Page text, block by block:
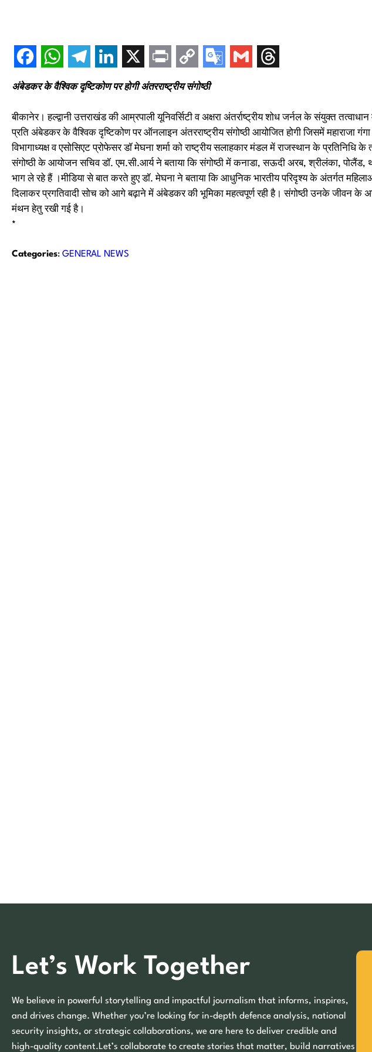
अंबेडकर के वैश्विक दृष्टिकोण पर होगी अंतरराष्ट्रीय संगोष्ठी
बीकानेर। हल्द्वानी उत्तराखंड की आम्रपाली यूनिवर्सिटी व अक्षरा अंतर्राष्ट्रीय शोध जर्नल के संयुक्त
प्रति अंबेडकर के वैश्विक दृष्टिकोण पर ऑनलाइन अंतरराष्ट्रीय संगोष्ठी आयोजित होगी जिसमें महाराजा गंगा
विभागाध्यक्ष व एसोसिएट प्रोफेसर डॉ मेघना शर्मा को राष्ट्रीय सलाहकार मंडल में राजस्थान के प्रतिनिधि के
संगोष्ठी के आयोजन सचिव डॉ. एम.सी.आर्य ने बताया कि संगोष्ठी में कनाडा, सऊदी अरब, श्रीलंका, पोलैंड,
भाग ले रहे हैं ।मीडिया से बात करते हुए डॉ. मेघना ने बताया कि आधुनिक भारतीय परिदृश्य के अंतर्गत
दिलाकर प्रगतिवादी सोच को आगे बढ़ाने में अंबेडकर की भूमिका महत्वपूर्ण रही है। संगोष्ठी उनके जीवन के
मंथन हेतु रखी गई है।
*
Categories: GENERAL NEWS
Let’s Work Together
We believe in powerful storytelling and impactful journalism that informs, inspires,
and drives change. Whether you’re looking for in-depth defence analysis, national
security insights, or strategic collaborations, we are here to deliver credible and
high-quality content.Let’s collaborate to create stories that matter, build narratives